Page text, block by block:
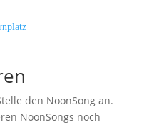
den NoonSong an.
NoonSongs noch